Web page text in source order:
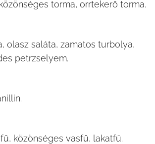
torma, orrtekerő torma.
olasz saláta, zamatos turbolya,
petrzselyem.
közönséges vasfű, lakatfű.